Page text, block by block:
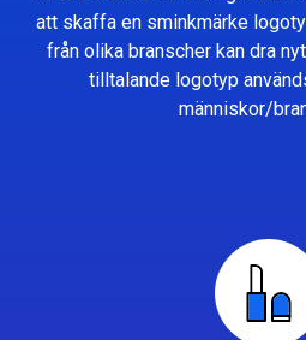
att skaffa en sminkmärke
från olika branscher kan dra
tilltalande logotyp
människor/